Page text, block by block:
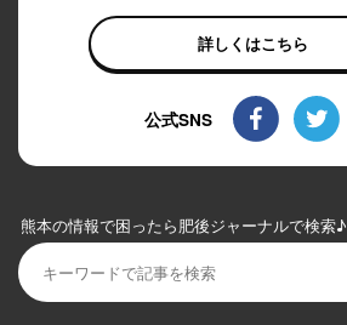
詳しくはこちら
公式SNS
熊本の情報で困ったら肥後ジャーナルで検索♪